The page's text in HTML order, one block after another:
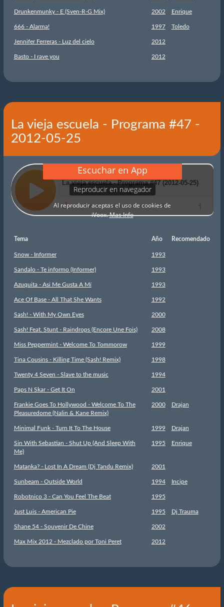
Drunkenmunky - E (Sven-R-G Mix) 2002 Enrique
666 - Alarma! 1997 Toledo
Jennifer Ferreras - Luz del cielo 2012
Basto - I rave you 2012
La vieja escuela - Programa #47 -
2012-05-25
Tema Año Recomendado
Snow - Informer 1993
Sandalo - Te informo (Informer) 1993
Azuquita - Asi Me Gusta A Mí 1993
Ace Of Base - All That She Wants 1992
Sash! - With My Own Eyes 2000
Sash! Feat. Stunt - Raindrops (Encore Une Fois) 2008
Miss Peppermint - Welcome To Tommorow 1999
Tina Cousins - Killing Time (Sash! Remix) 1998
Twenty 4 Seven - Slave to the music 1994
Paps N Skar - Get It On 2001
Frankie Goes To Hollywood - Welcome To The
Pleasuredome (Nalin & Kane Remix)
2000 Drajan
Minimal Funk - Turn It To The House 1999 Drajan
Sin With Sebastian - Shut Up (And Sleep With
Me)
1995 Enrique
Matanka? - Lost In A Dream (Dj Tandu Remix) 2001
Sunbeam - Outside World 1994 Incipe
Robotnico 3 - Can You Feel The Beat 1995
Just Luis - American Pie 1995 Dj Trauma
Shane 54 - Souvenir De Chine 2002
Max Mix 2012 - Mezclado por Toni Peret 2012